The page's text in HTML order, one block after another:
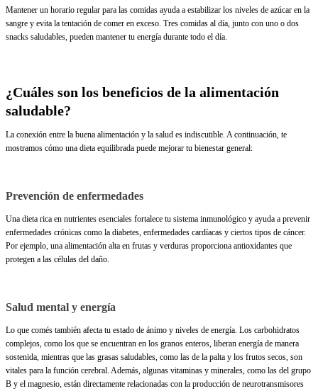
Mantener un horario regular para las comidas ayuda a estabilizar los niveles de azúcar en la
sangre y evita la tentación de comer en exceso. Tres comidas al día, junto con uno o dos
snacks saludables, pueden mantener tu energía durante todo el día.
¿Cuáles son los beneficios de la alimentación
saludable?
La conexión entre la buena alimentación y la salud es indiscutible. A continuación, te
mostramos cómo una dieta equilibrada puede mejorar tu bienestar general:
Prevención de enfermedades
Una dieta rica en nutrientes esenciales fortalece tu sistema inmunológico y ayuda a prevenir
enfermedades crónicas como la diabetes, enfermedades cardíacas y ciertos tipos de cáncer.
Por ejemplo, una alimentación alta en frutas y verduras proporciona antioxidantes que
protegen a las células del daño.
Salud mental y energía
Lo que comés también afecta tu estado de ánimo y niveles de energía. Los carbohidratos
complejos, como los que se encuentran en los granos enteros, liberan energía de manera
sostenida, mientras que las grasas saludables, como las de la palta y los frutos secos, son
vitales para la función cerebral. Además, algunas vitaminas y minerales, como las del grupo
B y el magnesio, están directamente relacionadas con la producción de neurotransmisores